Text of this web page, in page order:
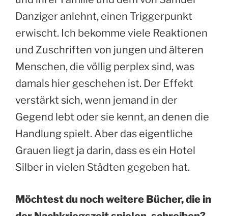
Danziger anlehnt, einen Triggerpunkt
erwischt. Ich bekomme viele Reaktionen
und Zuschriften von jungen und älteren
Menschen, die völlig perplex sind, was
damals hier geschehen ist. Der Effekt
verstärkt sich, wenn jemand in der
Gegend lebt oder sie kennt, an denen die
Handlung spielt. Aber das eigentliche
Grauen liegt ja darin, dass es ein Hotel
Silber in vielen Städten gegeben hat.
Möchtest du noch weitere Bücher, die in